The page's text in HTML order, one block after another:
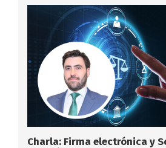
Charla: Firma electrónica y